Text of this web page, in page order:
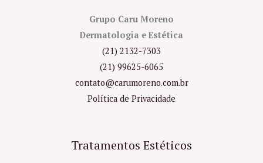
Grupo Caru Moreno
Dermatologia e Estética
(21) 2132-7303
(21) 99625-6065
contato@carumoreno.com.br
Política de Privacidade
Tratamentos Estéticos